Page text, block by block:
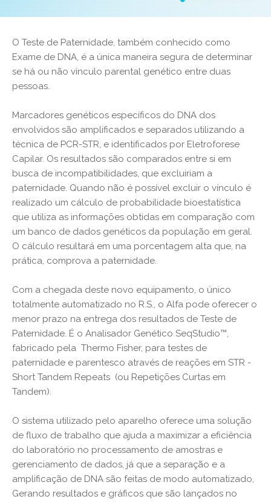
O Teste de Paternidade, também conhecido como
Exame de DNA, é a única maneira segura de determinar
se há ou não vínculo parental genético entre duas
pessoas.
Marcadores genéticos específicos do DNA dos
envolvidos são amplificados e separados utilizando a
técnica de PCR-STR, e identificados por Eletroforese
Capilar. Os resultados são comparados entre si em
busca de incompatibilidades, que excluiriam a
paternidade. Quando não é possível excluir o vínculo é
realizado um cálculo de probabilidade bioestatística
que utiliza as informações obtidas em comparação com
um banco de dados genéticos da população em geral.
O cálculo resultará em uma porcentagem alta que, na
prática, comprova a paternidade.
Com a chegada deste novo equipamento, o único
totalmente automatizado no R.S., o Alfa pode oferecer o
menor prazo na entrega dos resultados de Teste de
Paternidade. É o Analisador Genético SeqStudio™,
fabricado pela Thermo Fisher, para testes de
paternidade e parentesco através de reações em STR -
Short Tandem Repeats (ou Repetições Curtas em
Tandem).
O sistema utilizado pelo aparelho oferece uma solução
de fluxo de trabalho que ajuda a maximizar a eficiência
do laboratório no processamento de amostras e
gerenciamento de dados, já que a separação e a
amplificação de DNA são feitas de modo automatizado,
Gerando resultados e gráficos que são lançados no